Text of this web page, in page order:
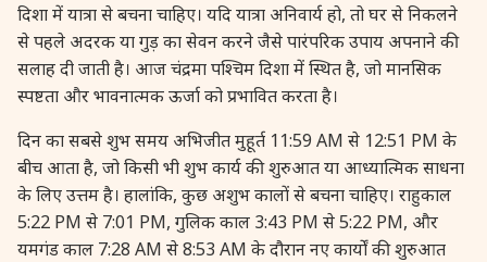
28 August, 2026 संस्कृत दिवस
29 August, 2026 भाद्रपद प्रारम्भ *उत्तर
31 August, 2026 कजरी तीज
31 August, 2026 संकष्टी चतुर्थी
दिशा में यात्रा से बचना चाहिए। यदि यात्रा अनिवार्य हो, तो घर से निकलने
से पहले अदरक या गुड़ का सेवन करने जैसे पारंपरिक उपाय अपनाने की
सलाह दी जाती है। आज चंद्रमा पश्चिम दिशा में स्थित है, जो मानसिक
स्पष्टता और भावनात्मक ऊर्जा को प्रभावित करता है।
दिन का सबसे शुभ समय अभिजीत मुहूर्त 11:59 AM से 12:51 PM के
बीच आता है, जो किसी भी शुभ कार्य की शुरुआत या आध्यात्मिक साधना
के लिए उत्तम है। हालांकि, कुछ अशुभ कालों से बचना चाहिए। राहुकाल
5:22 PM से 7:01 PM, गुलिक काल 3:43 PM से 5:22 PM, और
यमगंड काल 7:28 AM से 8:53 AM के दौरान नए कार्यों की शुरुआत